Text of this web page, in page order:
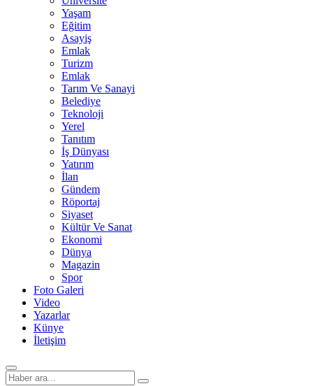
Yaşam
Eğitim
Asayiş
Emlak
Turizm
Emlak
Tarım Ve Sanayi
Belediye
Teknoloji
Yerel
Tanıtım
İş Dünyası
Yatırım
İlan
Gündem
Röportaj
Siyaset
Kültür Ve Sanat
Ekonomi
Dünya
Magazin
Spor
Foto Galeri
Video
Yazarlar
Künye
İletişim